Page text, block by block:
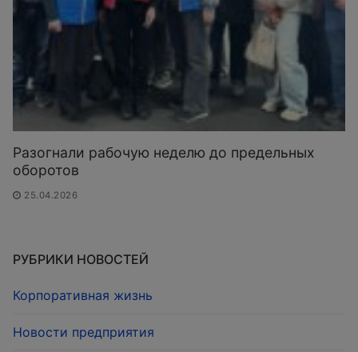
Разогнали рабочую неделю до предельных
оборотов
25.04.2026
РУБРИКИ НОВОСТЕЙ
Корпоративная жизнь
Новости предприятия